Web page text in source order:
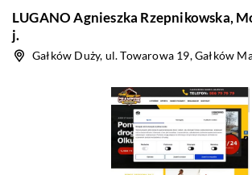
LUGANO Agnieszka Rzepnikowska,
j.
Gałków Duży, ul. Towarowa 19, Gałków